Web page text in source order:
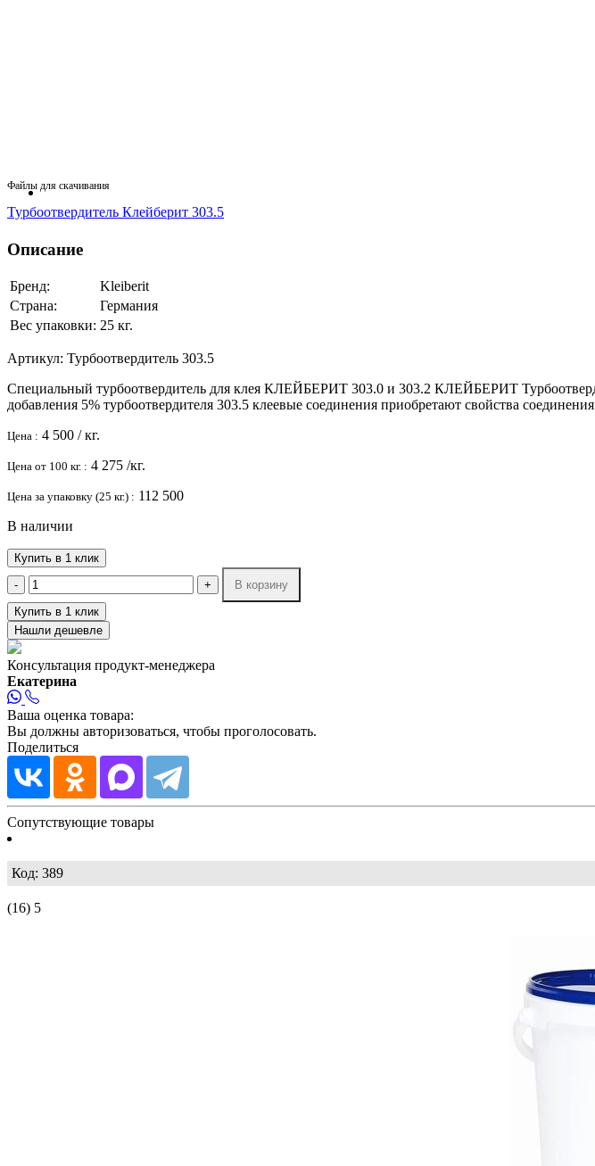
Файлы для скачивания
Турбоотвердитель Клейберит 303.5
Описание
Бренд:
Kleiberit
Страна:
Германия
Вес упаковки: 25 кг.
Артикул: Турбоотвердитель 303.5
Специальный турбоотвердитель для клея КЛЕЙБЕРИТ 303.0 и 303.2 КЛЕЙБЕРИТ
добавления 5% турбоотвердителя 303.5 клеевые соединения приобретают свойства
Цена : 4 500 / кг.
Цена от 100 кг. : 4 275 /кг.
Цена за упаковку (25 кг.) : 112 500
В наличии
Купить в 1 клик
-
+
В корзину
Купить в 1 клик
Нашли дешевле
Консультация продукт-менеджера
Екатерина
Ваша оценка товара:
Вы должны авторизоваться, чтобы проголосовать.
Поделиться
Сопутствующие товары
Код: 389
(16) 5